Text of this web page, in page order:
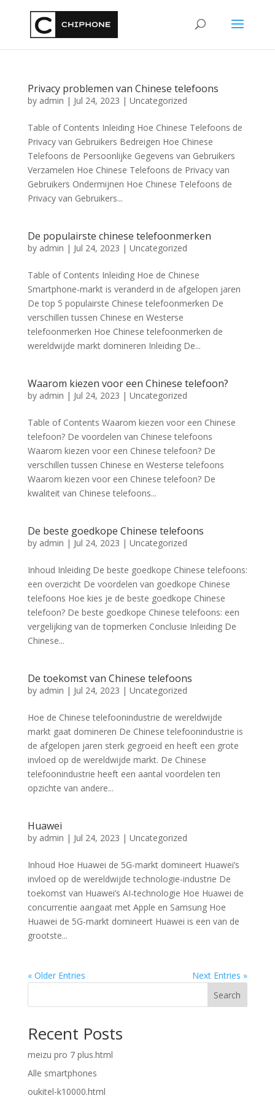
Privacy problemen van Chinese telefoons
by admin | Jul 24, 2023 | Uncategorized
Table of Contents Inleiding Hoe Chinese Telefoons de
Privacy van Gebruikers Bedreigen Hoe Chinese
Telefoons de Persoonlijke Gegevens van Gebruikers
Verzamelen Hoe Chinese Telefoons de Privacy van
Gebruikers Ondermijnen Hoe Chinese Telefoons de
Privacy van Gebruikers...
De populairste chinese telefoonmerken
by admin | Jul 24, 2023 | Uncategorized
Table of Contents Inleiding Hoe de Chinese
Smartphone-markt is veranderd in de afgelopen jaren
De top 5 populairste Chinese telefoonmerken De
verschillen tussen Chinese en Westerse
telefoonmerken Hoe Chinese telefoonmerken de
wereldwijde markt domineren Inleiding De...
Waarom kiezen voor een Chinese telefoon?
by admin | Jul 24, 2023 | Uncategorized
Table of Contents Waarom kiezen voor een Chinese
telefoon? De voordelen van Chinese telefoons
Waarom kiezen voor een Chinese telefoon? De
verschillen tussen Chinese en Westerse telefoons
Waarom kiezen voor een Chinese telefoon? De
kwaliteit van Chinese telefoons...
De beste goedkope Chinese telefoons
by admin | Jul 24, 2023 | Uncategorized
Inhoud Inleiding De beste goedkope Chinese telefoons:
een overzicht De voordelen van goedkope Chinese
telefoons Hoe kies je de beste goedkope Chinese
telefoon? De beste goedkope Chinese telefoons: een
vergelijking van de topmerken Conclusie Inleiding De
Chinese...
De toekomst van Chinese telefoons
by admin | Jul 24, 2023 | Uncategorized
Hoe de Chinese telefoonindustrie de wereldwijde
markt gaat domineren De Chinese telefoonindustrie is
de afgelopen jaren sterk gegroeid en heeft een grote
invloed op de wereldwijde markt. De Chinese
telefoonindustrie heeft een aantal voordelen ten
opzichte van andere...
Huawei
by admin | Jul 24, 2023 | Uncategorized
Inhoud Hoe Huawei de 5G-markt domineert Huawei’s
invloed op de wereldwijde technologie-industrie De
toekomst van Huawei’s AI-technologie Hoe Huawei de
concurrentie aangaat met Apple en Samsung Hoe
Huawei de 5G-markt domineert Huawei is een van de
grootste...
« Older Entries
Next Entries »
Search
Recent Posts
meizu pro 7 plus.html
Alle smartphones
oukitel-k10000.html